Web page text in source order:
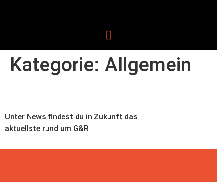
Kategorie: Allgemein
Unter News findest du in Zukunft das
aktuellste rund um G&R